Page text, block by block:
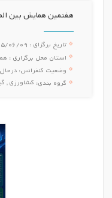
هفتمین همایش بین
تاریخ برگزای : 06/09
استان محل برگزاری :
وضعیت کنفرانس:
گروه بندی: کشاورزی ,